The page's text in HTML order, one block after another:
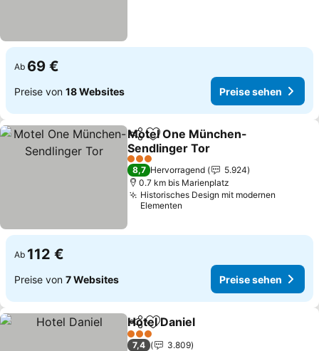
Ab 69 €
Preise von 18 Websites Preise sehen
TeilenZu Favoriten hinzufügen
Motel One München-
Sendlinger Tor
3 Sterne
8,7 Hervorragend
5.924
0.7 km bis Marienplatz
Historisches Design mit modernen
Elementen
Ab 112 €
Preise von 7 Websites Preise sehen
TeilenZu Favoriten hinzufügen
Hotel Daniel
3 Sterne
7,4
3.809